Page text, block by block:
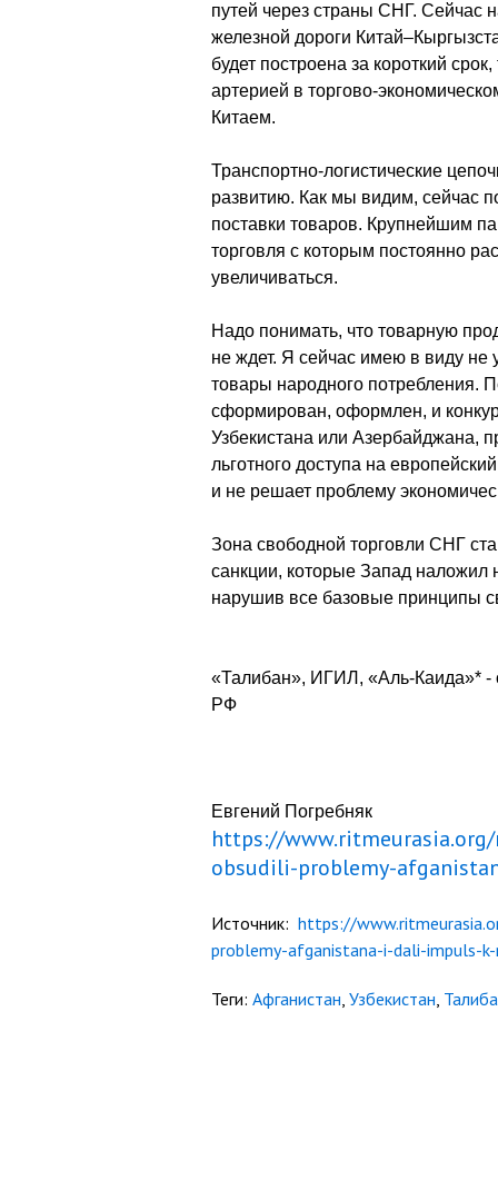
путей через страны СНГ. Сейчас
железной дороги
будет построена за короткий
артерией в торгово-
Китаем.
Транспортно-логистические
развитию. Как мы видим, сейчас
поставки товаров. Крупнейшим
торговля с которым постоянно
увеличиваться.
Надо понимать, что товарную
не ждет. Я сейчас имею в виду не
товары народного потребления.
сформирован, оформлен, и
Узбекистана или Азербайджана,
льготного доступа на
и не решает проблему
Зона свободной торговли СНГ
санкции, которые Запад
нарушив все базовые принципы
«Талибан», ИГИЛ, «Аль-Каида»* -
РФ
Евгений Погребняк
https://
obsudili-problemy-
Источник: https://
problemy-afganistana-i-dali-impuls-
Теги: Афганистан, Узбекистан,